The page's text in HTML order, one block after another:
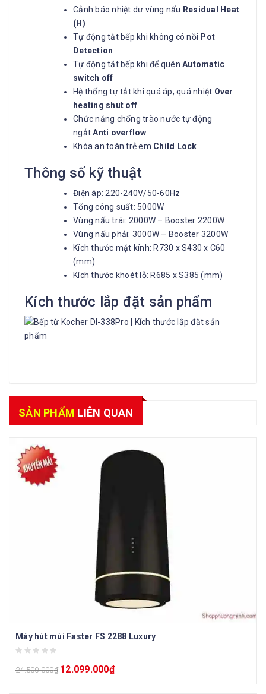
Cảnh báo nhiệt dư vùng nấu Residual Heat
(H)
Tự động tắt bếp khi không có nồi Pot
Detection
Tự động tắt bếp khi để quên Automatic
switch off
Hệ thống tự tắt khi quá áp, quá nhiệt Over
heating shut off
Chức năng chống trào nước tự động
ngắtAnti overflow
Khóa an toàn trẻ em Child Lock
Thông số kỹ thuật
Điện áp: 220-240V/50-60Hz
Tổng công suất: 5000W
Vùng nấu trái: 2000W – Booster 2200W
Vùng nấu phải: 3000W – Booster 3200W
Kích thước mặt kính: R730 x S430 x C60
(mm)
Kích thước khoét lỗ: R685 x S385 (mm)
Kích thước lắp đặt sản phẩm
SẢN PHẨM LIÊN QUAN
Máy hút mùi Faster FS 2288 Luxury
24.500.000₫ 12.099.000₫